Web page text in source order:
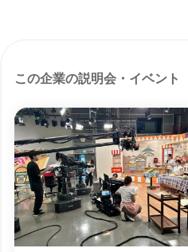
この企業の説明会・イベント